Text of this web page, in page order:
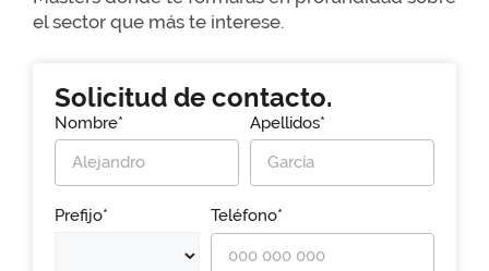
el sector que más te interese.
Solicitud de contacto.
Nombre* Apellidos*
Prefijo* Teléfono*